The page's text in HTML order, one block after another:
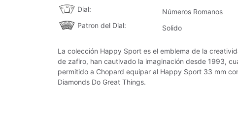
Dial
Números Romanos
Patron del Dial
Solido
La colección Happy Sport es el emblema de la
de zafiro, han cautivado la imaginación desde 1993,
permitido a Chopard equipar al Happy Sport 33 mm
Diamonds Do Great Things.